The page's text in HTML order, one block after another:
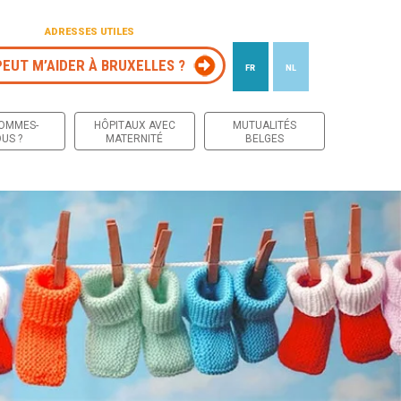
ADRESSES UTILES
M’AIDER À BRUXELLES ? FR NL
?
HÔPITAUX AVEC
MATERNITÉ
MUTUALITÉS
BELGES